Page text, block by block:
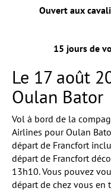
Ouvert aux
15 jours de
Le 17 août
Oulan Bator
Vol à bord de la
Airlines pour Oulan
départ de Francfort
départ de Francfort
13h10. Vous pouvez
départ de chez vous en